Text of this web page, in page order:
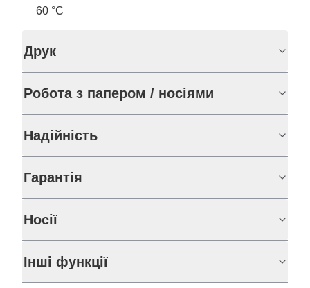
60 °C
Друк
Робота з папером / носіями
Надійність
Гарантія
Носії
Інші функції